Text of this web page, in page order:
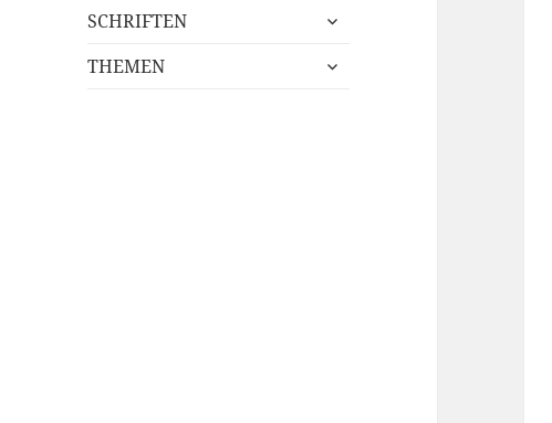
SCHRIFTEN
untermenü
THEMEN
untermenü